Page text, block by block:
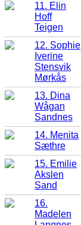
11. Elin
Hoff
Teigen
12. Sophie
Iverine
Stensvik
Mørkås
13. Dina
Wågan
Sandnes
14. Menita
Sæthre
15. Emilie
Akslen
Sand
16.
Madelen